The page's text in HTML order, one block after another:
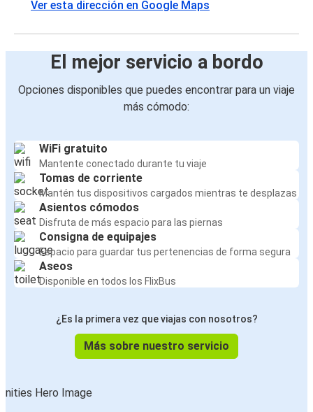
Ver esta dirección en Google Maps
El mejor servicio a bordo
Opciones disponibles que puedes encontrar para un viaje
más cómodo:
WiFi gratuito
Mantente conectado durante tu viaje
Tomas de corriente
Mantén tus dispositivos cargados mientras te desplazas
Asientos cómodos
Disfruta de más espacio para las piernas
Consigna de equipajes
Espacio para guardar tus pertenencias de forma segura
Aseos
Disponible en todos los FlixBus
¿Es la primera vez que viajas con nosotros?
Más sobre nuestro servicio